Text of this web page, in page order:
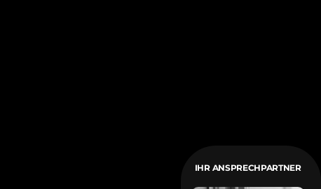
IHR ANSPRECHPARTNER